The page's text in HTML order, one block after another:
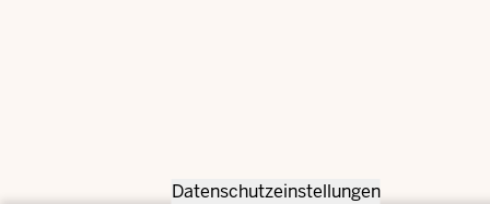
Datenschutzeinstellungen